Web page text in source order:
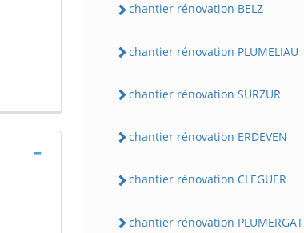
chantier rénovation BELZ
chantier rénovation PLUMELIAU
chantier rénovation SURZUR
chantier rénovation ERDEVEN
chantier rénovation CLEGUER
chantier rénovation PLUMERGAT